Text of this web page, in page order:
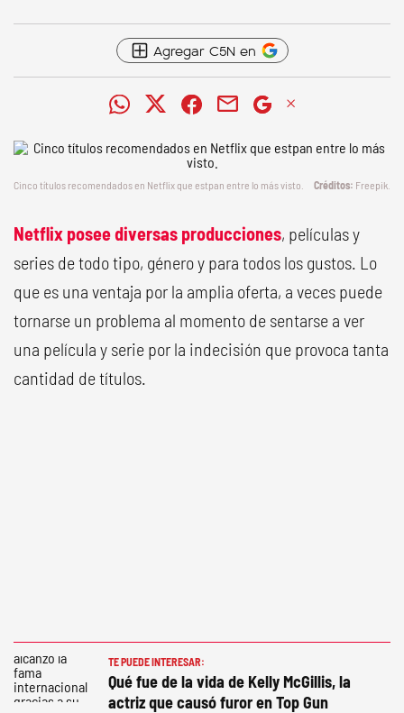
Agregar C5N en
Cinco títulos recomendados en Netflix que estpan entre lo más visto. Freepik.
Netflix posee diversas producciones, películas y
series de todo tipo, género y para todos los gustos. Lo
que es una ventaja por la amplia oferta, a veces puede
tornarse un problema al momento de sentarse a ver
una película y serie por la indecisión que provoca tanta
cantidad de títulos.
TE PUEDE INTERESAR:
Qué fue de la vida de Kelly McGillis, la
actriz que causó furor en Top Gun